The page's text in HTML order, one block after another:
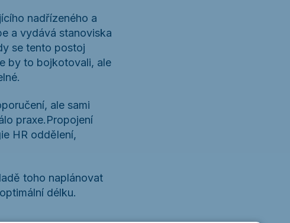
nadřízeného a
a vydává stanoviska
se tento postoj
by to bojkotovali, ale
ale sami
praxe.Propojení
HR oddělení,
toho naplánovat
délku.